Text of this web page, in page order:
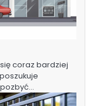
coraz bardziej